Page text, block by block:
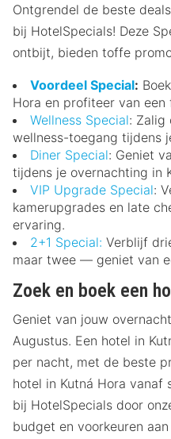
Ontgrendel de beste
bij HotelSpecials! Deze
ontbijt, bieden toffe
Voordeel Special:
Hora en profiteer van
Wellness Special: Zalig
wellness-toegang tijdens
Diner Special: Geniet
tijdens je overnachting in
VIP Upgrade Special:
kamerupgrades en late
ervaring.
2+1 Special: Verblijf
maar twee — geniet van
Zoek en boek een
Geniet van jouw
Augustus. Een hotel in
per nacht, met de beste
hotel in Kutná Hora
bij HotelSpecials door
budget en voorkeuren